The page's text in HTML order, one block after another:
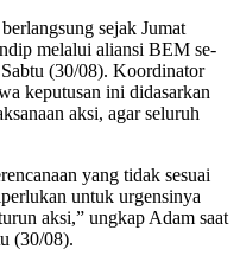
sejak Jumat
melalui aliansi BEM se-
(30/08). Koordinator
keputusan ini didasarkan
aksi, agar seluruh
yang tidak sesuai
untuk urgensinya
aksi,” ungkap Adam saat
(30/08).